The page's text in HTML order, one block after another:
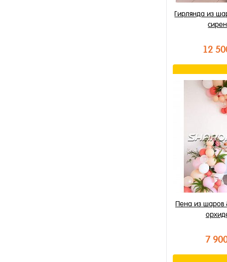
Гирлянда из
12
В
Купить в 1
В избранное
Пена из шаров
7